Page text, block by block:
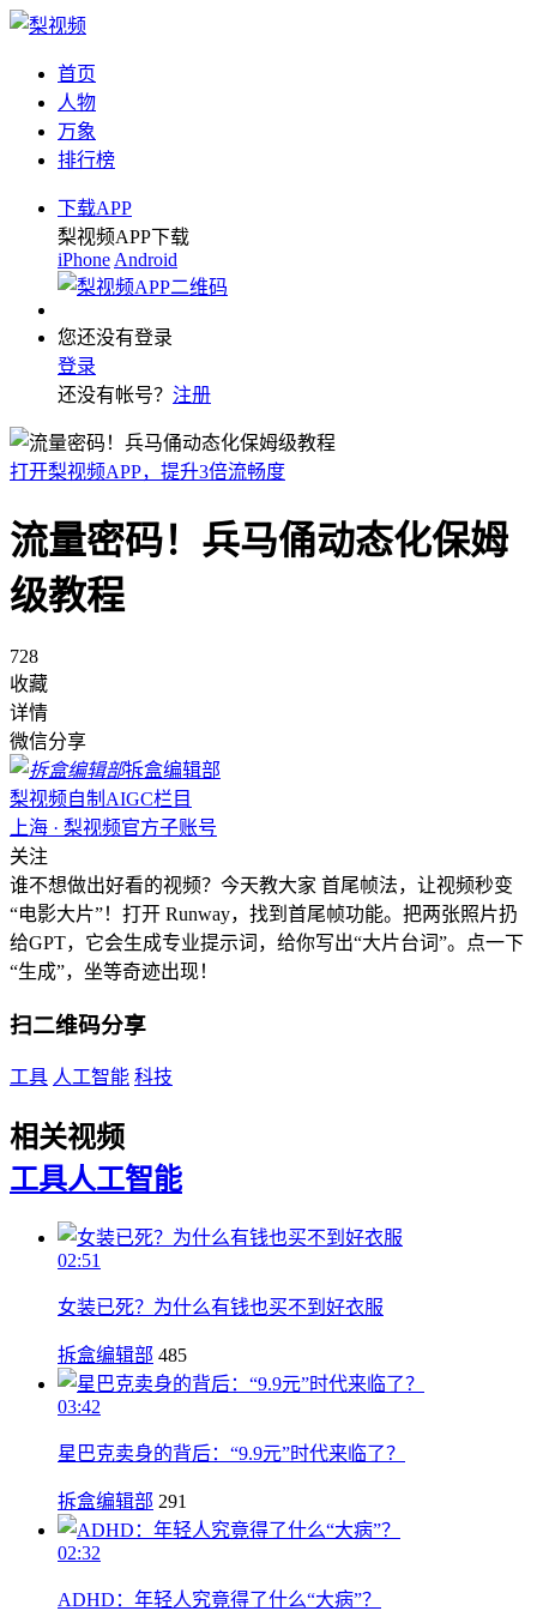
首页
人物
万象
排行榜
下载APP
梨视频APP下载
iPhone Android
您还没有登录
登录
还没有帐号？ 注册
打开梨视频APP，提升3倍流畅度
流量密码！兵马俑动态化保姆
级教程
728
收藏
详情
微信分享
拆盒编辑部
梨视频自制AIGC栏目
上海 · 梨视频官方子账号
关注
谁不想做出好看的视频？今天教大家 首尾帧法，让视频秒变
“电影大片”！打开 Runway，找到首尾帧功能。把两张照片扔
给GPT，它会生成专业提示词，给你写出“大片台词”。点一下
“生成”，坐等奇迹出现！
扫二维码分享
工具 人工智能 科技
相关视频
工具人工智能
02:51
女装已死？为什么有钱也买不到好衣服
拆盒编辑部 485
03:42
星巴克卖身的背后：“9.9元”时代来临了？
拆盒编辑部 291
02:32
ADHD：年轻人究竟得了什么“大病”？